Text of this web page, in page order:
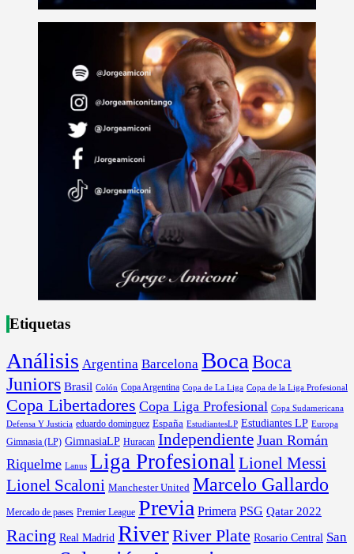
Etiquetas
Análisis Argentina Barcelona Boca Boca
Juniors Brasil Colón Copa Argentina Copa de La Liga Copa de la Liga Profesional
Copa Libertadores Copa Liga Profesional Copa Sudamericana
Defensa Y Justicia eduardo dominguez España EstudiantesLP Estudiantes LP Europa
Gimnasia (LP) GimnasiaLP Huracan Independiente Juan Román
Riquelme Lanus Liga Profesional Lionel Messi
Lionel Scaloni Manchester United Marcelo Gallardo
Mercado de pases Premier League Previa Primera PSG Qatar 2022
Racing Real Madrid RiverRiver Plate Rosario Central San